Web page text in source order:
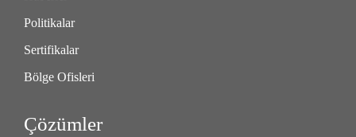
Politikalar
Sertifikalar
Bölge Ofisleri
Çözümler